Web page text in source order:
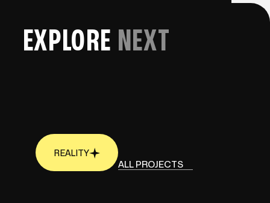
EXPLORE NEXT
REALITY
ALL PROJECTS